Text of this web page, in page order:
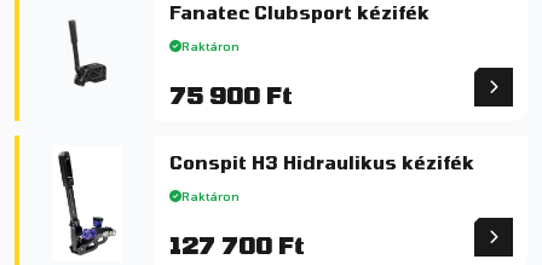
Fanatec Clubsport kézifék
Raktáron
75 900 Ft
Conspit H3 Hidraulikus kézifék
Raktáron
127 700 Ft